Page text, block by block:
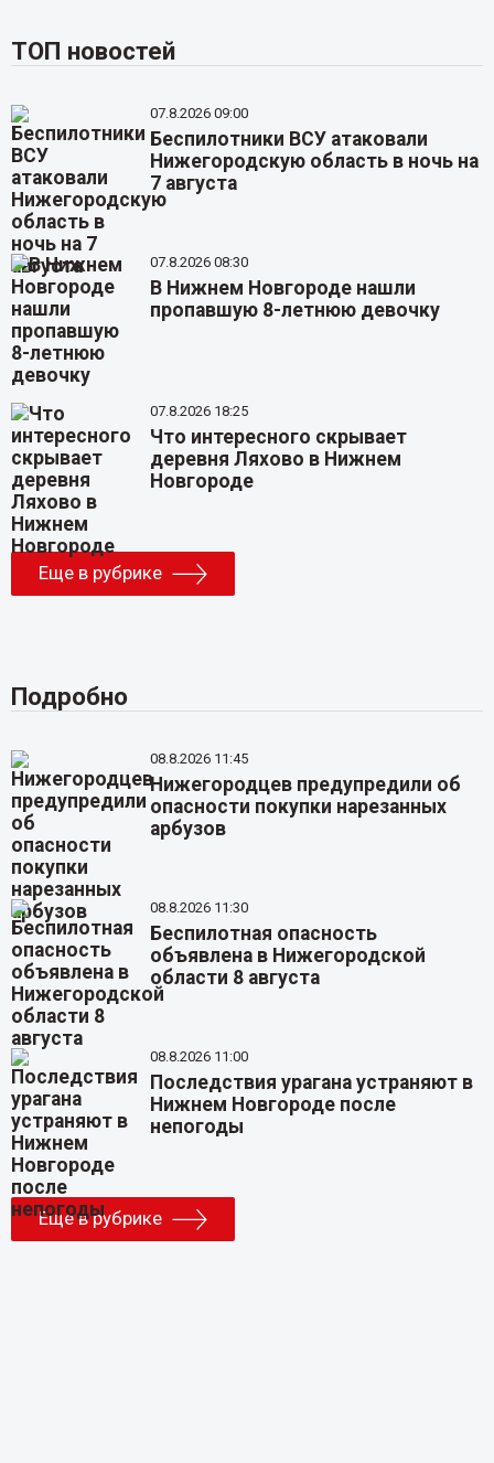
ТОП новостей
07.8.2026 09:00
Беспилотники ВСУ атаковали
Нижегородскую область в ночь на
7 августа
07.8.2026 08:30
В Нижнем Новгороде нашли
пропавшую 8-летнюю девочку
07.8.2026 18:25
Что интересного скрывает
деревня Ляхово в Нижнем
Новгороде
Еще в рубрике
Подробно
08.8.2026 11:45
Нижегородцев предупредили об
опасности покупки нарезанных
арбузов
08.8.2026 11:30
Беспилотная опасность
объявлена в Нижегородской
области 8 августа
08.8.2026 11:00
Последствия урагана устраняют в
Нижнем Новгороде после
непогоды
Еще в рубрике